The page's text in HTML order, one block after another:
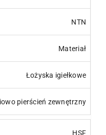
NTN
Materiał
Łożyska igiełkowe
pierścień zewnętrzny
HSF